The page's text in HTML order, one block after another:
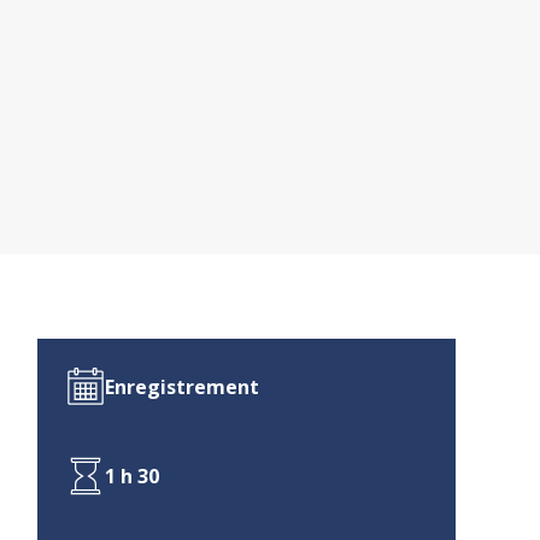
Enregistrement
1 h 30